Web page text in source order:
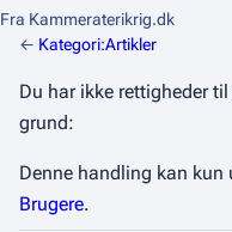
Fra Kammeraterikrig.dk
← Kategori:Artikler
Du har ikke rettigheder
grund:
Denne handling kan kun
Brugere.